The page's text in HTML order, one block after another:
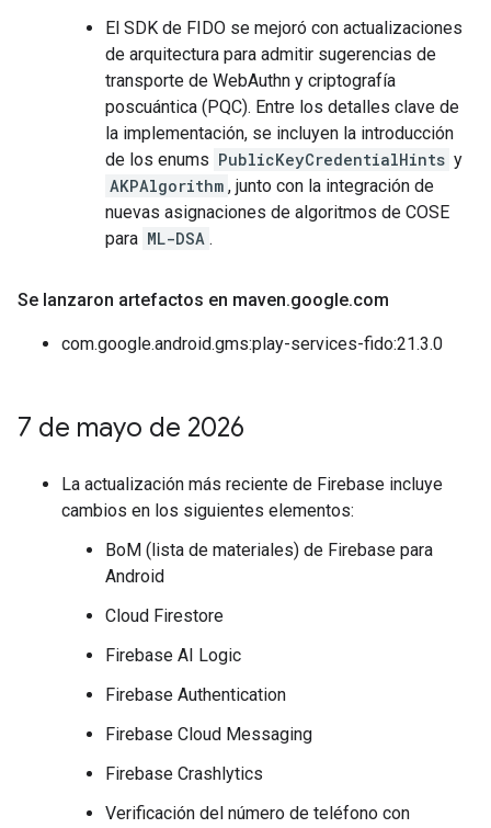
El SDK de FIDO se mejoró con actualizaciones
de arquitectura para admitir sugerencias de
transporte de WebAuthn y criptografía
poscuántica (PQC). Entre los detalles clave de
la implementación, se incluyen la introducción
de los enums PublicKeyCredentialHints y
AKPAlgorithm , junto con la integración de
nuevas asignaciones de algoritmos de COSE
para ML-DSA .
Se lanzaron artefactos en maven.google.com
com.google.android.gms:play-services-fido:21.3.0
7 de mayo de 2026
La actualización más reciente de Firebase incluye
cambios en los siguientes elementos:
BoM (lista de materiales) de Firebase para
Android
Cloud Firestore
Firebase AI Logic
Firebase Authentication
Firebase Cloud Messaging
Firebase Crashlytics
Verificación del número de teléfono con